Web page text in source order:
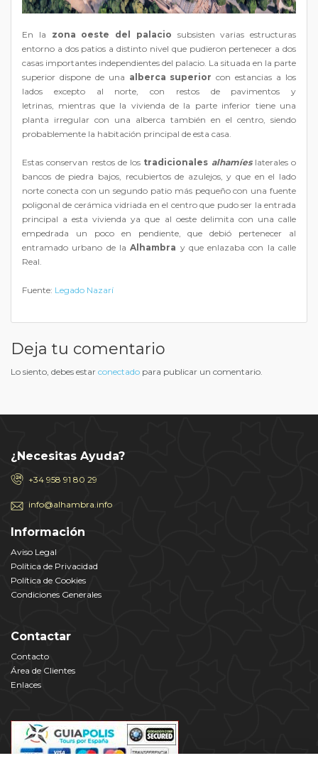
En la zona oeste del palacio subsisten varias estructuras
entorno a dos patios a distinto nivel que pudieron pertenecer a dos
casas importantes independientes del palacio. La situada en la parte
superior dispone de una alberca superior con estancias a los
lados excepto al norte, con restos de pavimentos y
letrinas, mientras que la vivienda de la parte inferior tiene una
planta irregular con una alberca también en el centro, siendo
probablemente la habitación principal de esta casa.
Estas conservan restos de los tradicionales alhamíeslaterales o
bancos de piedra bajos, recubiertos de azulejos, y que en el lado
norte conecta con un segundo patio más pequeño con una fuente
poligonal de cerámica vidriada en el centro que pudo ser la entrada
principal a esta vivienda ya que al oeste delimita con una calle
empedrada un poco en pendiente, que debió pertenecer al
entramado urbano de laAlhambra y que enlazaba con la calle
Real.
Fuente: Legado Nazarí
Deja tu comentario
Lo siento, debes estar conectado para publicar un comentario.
¿Necesitas Ayuda?
+34 958 91 80 29
info@alhambra.info
Información
Aviso Legal
Política de Privacidad
Política de Cookies
Condiciones Generales
Contactar
Contacto
Área de Clientes
Enlaces